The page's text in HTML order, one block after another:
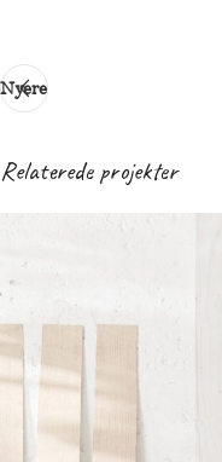
Nyere
Relaterede projekter